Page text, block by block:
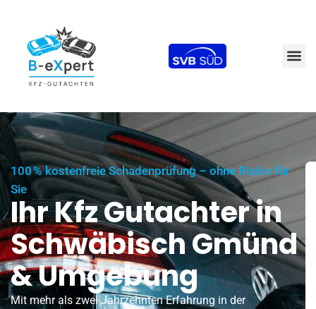
100 % kostenfreie Schadenprüfung – ohne Risiko für
Sie
Ihr Kfz Gutachter in
Schwäbisch Gmünd
& Umgebung
Mit mehr als zwei Jahrzehnten Erfahrung in der